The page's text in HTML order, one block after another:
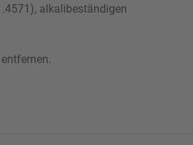
alkalibeständigen